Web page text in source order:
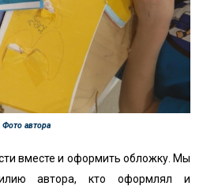
Фото автора
вместе и оформить обложку. Мы
автора, кто оформлял и